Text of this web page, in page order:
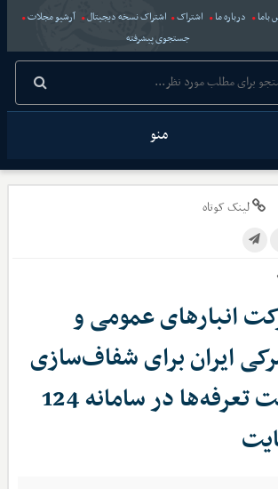
باما درباره ما اشتراک اشتراک نسخه دیجیتال
آرشیو مجلات
جستجوی پیشرفته
منو
لینک کوتاه
انبارهای عمومی و
ایران برای شفاف‌سازی
خدمات؛ ثبت تعرفه‌ها در سامانه 124